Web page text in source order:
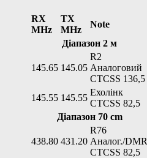
RX
MHz
TX
MHz
Note
Діапазон 2 м
145.65 145.05
R2
Аналоговий
CTCSS 136,5
145.55 145.55
Ехолінк
CTCSS 82,5
Діапазон 70 cm
438.80 431.20
R76
Аналог./DMR
CTCSS 82,5